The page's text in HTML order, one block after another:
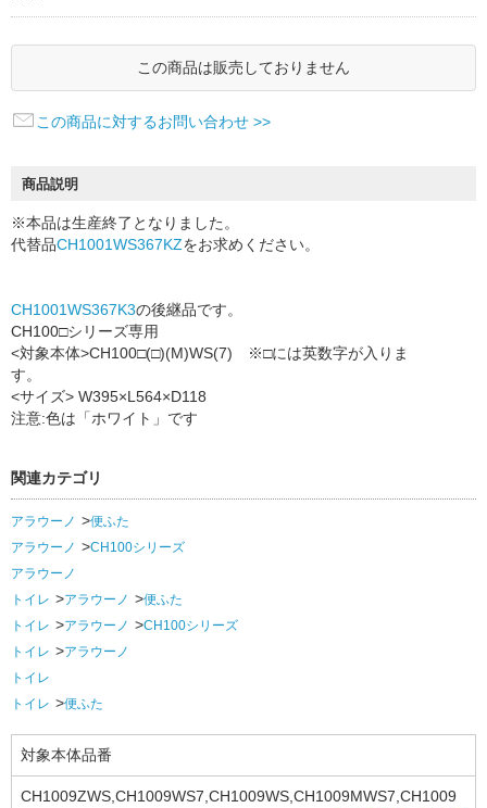
この商品は販売しておりません
この商品に対するお問い合わせ >>
商品説明
※本品は生産終了となりました。
代替品CH1001WS367KZをお求めください。
CH1001WS367K3の後継品です。
CH100□シリーズ専用
<対象本体>CH100□(□)(M)WS(7) ※□には英数字が入りま
す。
<サイズ> W395×L564×D118
注意:色は「ホワイト」です
関連カテゴリ
アラウーノ
便ふた
アラウーノ
CH100シリーズ
アラウーノ
トイレ
アラウーノ
便ふた
トイレ
アラウーノ
CH100シリーズ
トイレ
アラウーノ
トイレ
トイレ
便ふた
対象本体品番
CH1009ZWS,CH1009WS7,CH1009WS,CH1009MWS7,CH1009